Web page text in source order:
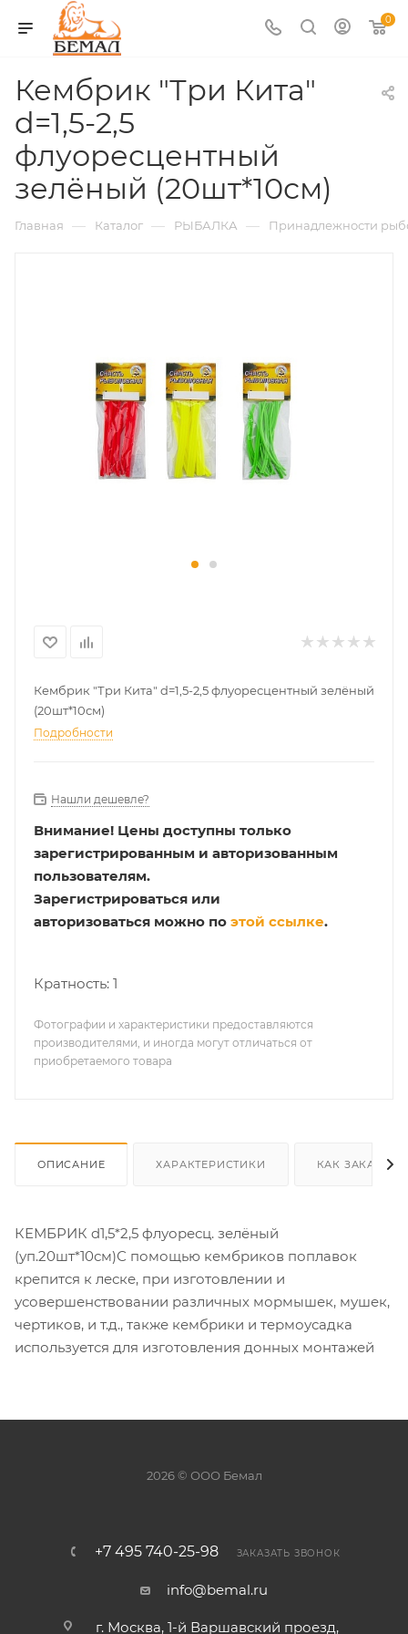
0
Кембрик "Три Кита"
d=1,5-2,5
флуоресцентный
зелёный (20шт*10см)
Главная — Каталог — РЫБАЛКА — Принадлежности
Кембрик "Три Кита" d=1,5-2,5 флуоресцентный зелёный
(20шт*10см)
Подробности
Нашли дешевле?
Внимание! Цены доступны только
зарегистрированным и авторизованным
пользователям.
Зарегистрироваться или
авторизоваться можно по этой ссылке.
Кратность: 1
Фотографии и характеристики предоставляются
производителями, и иногда могут отличаться от
приобретаемого товара
ОПИСАНИЕ ХАРАКТЕРИСТИКИ КАК ЗАКАЗАТЬ
КЕМБРИК d1,5*2,5 флуоресц. зелёный
(уп.20шт*10см)С помощью кембриков поплавок
крепится к леске, при изготовлении и
усовершенствовании различных мормышек, мушек,
чертиков, и т.д., также кембрики и термоусадка
используется для изготовления донных монтажей
2026 © ООО Бемал
+7 495 740-25-98 ЗАКАЗАТЬ ЗВОНОК
info@bemal.ru
г. Москва, 1-й Варшавский проезд,